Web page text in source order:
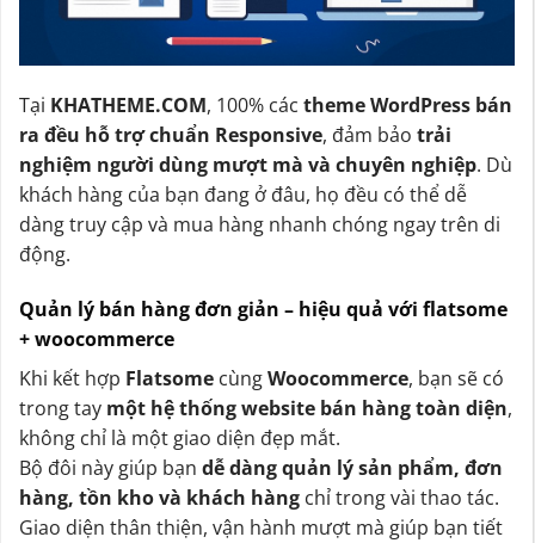
Tại KHATHEME.COM, 100% các theme WordPress bán
ra đều hỗ trợ chuẩn Responsive, đảm bảo trải
nghiệm người dùng mượt mà và chuyên nghiệp. Dù
khách hàng của bạn đang ở đâu, họ đều có thể dễ
dàng truy cập và mua hàng nhanh chóng ngay trên di
động.
Quản lý bán hàng đơn giản – hiệu quả với flatsome
+ woocommerce
Khi kết hợp Flatsome cùngWoocommerce, bạn sẽ có
trong tay một hệ thống website bán hàng toàn diện,
không chỉ là một giao diện đẹp mắt.
Bộ đôi này giúp bạn dễ dàng quản lý sản phẩm, đơn
hàng, tồn kho và khách hàng chỉ trong vài thao tác.
Giao diện thân thiện, vận hành mượt mà giúp bạn tiết